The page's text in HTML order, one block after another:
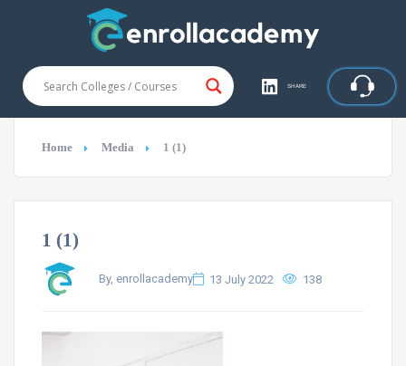
SHARE
Home Media 1 (1)
1 (1)
By, enrollacademy 13 July 2022 138